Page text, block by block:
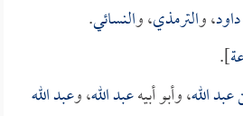
، والترمذي، والنسائي.
].
الله، وأبو أبيهعبد الله، وعبد الله